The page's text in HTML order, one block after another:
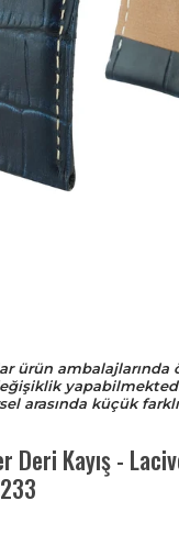
ürün ambalajlarında
arasında küçük
Deri Kayış -